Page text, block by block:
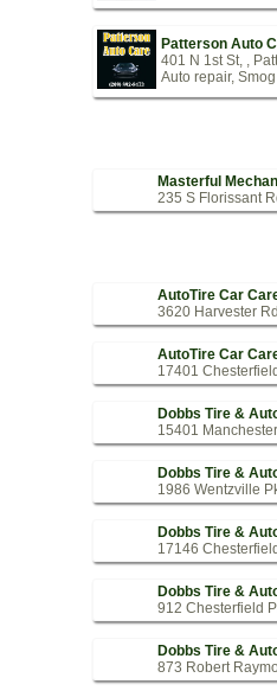
Patterson Auto
401 N 1st St, ,
Auto repair,
Masterful
235 S Florissant
AutoTire Car
3620 Harvester
AutoTire Car
17401
Dobbs Tire &
15401
Dobbs Tire &
1986 Wentzville
Dobbs Tire &
17146
Dobbs Tire &
912 Chesterfield
Dobbs Tire &
873 Robert